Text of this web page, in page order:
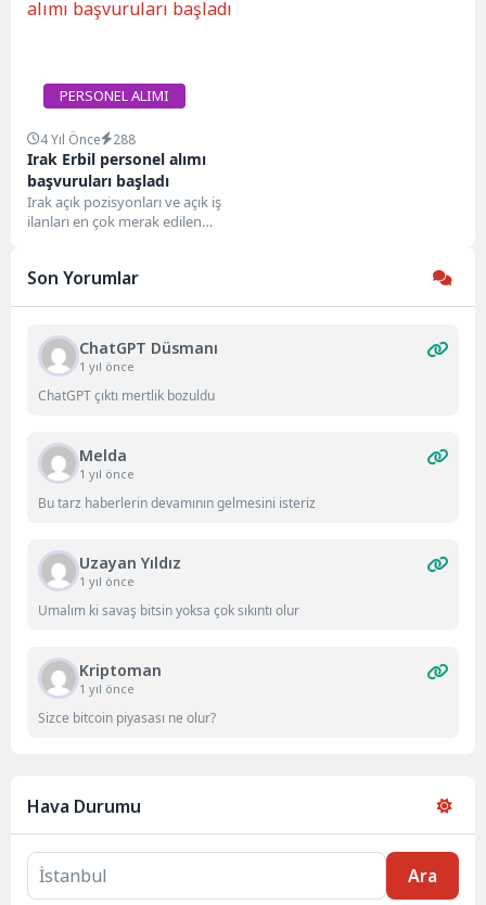
PERSONEL ALIMI
4 Yıl Önce 288
Irak Erbil personel alımı
başvuruları başladı
Irak açık pozisyonları ve açık iş
ilanları en çok merak edilen
Son Yorumlar
ChatGPT Düsmanı
1 yıl önce
ChatGPT çıktı mertlik bozuldu
Melda
1 yıl önce
Bu tarz haberlerin devamının gelmesini isteriz
Uzayan Yıldız
1 yıl önce
Umalım ki savaş bitsin yoksa çok sıkıntı olur
Kriptoman
1 yıl önce
Sizce bitcoin piyasası ne olur?
Hava Durumu
Ara